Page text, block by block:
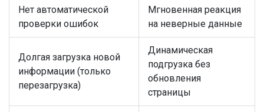
Нет автоматической
проверки ошибок
Мгновенная реакция
на неверные данные
Долгая загрузка новой
информации (только
перезагрузка)
Динамическая
подгрузка без
обновления
страницы